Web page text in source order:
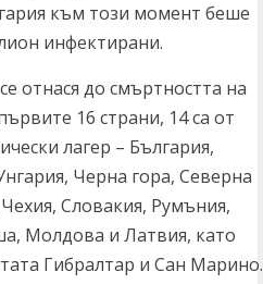
към този момент беше
инфектирани.
отнася до смъртността на
16 страни, 14 са от
лагер – България,
Черна гора, Северна
Словакия, Румъния,
Молдова и Латвия, като
Гибралтар и Сан Марино.